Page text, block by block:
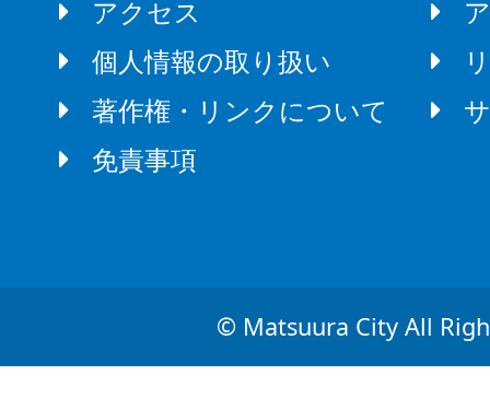
アクセス
個人情報の取り扱い
著作権・リンクについて
免責事項
© Matsuura City All